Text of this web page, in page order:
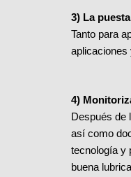
3) La
Tanto para
aplicaciones
4)
Después de
así como
tecnología y
buena